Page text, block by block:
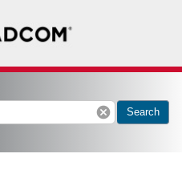
cancel Search